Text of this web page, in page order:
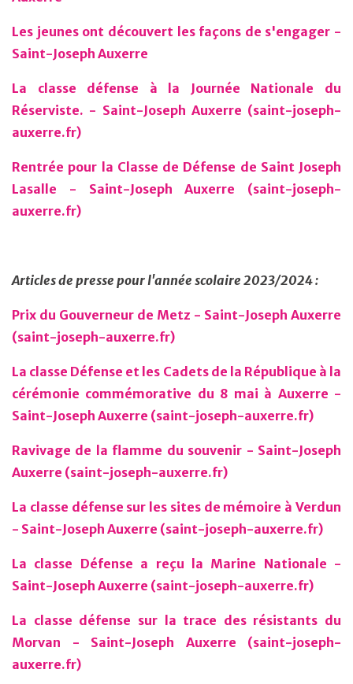
Les jeunes ont découvert les façons de s'engager -
Saint-Joseph Auxerre
La classe défense à la Journée Nationale du
Réserviste. - Saint-Joseph Auxerre (saint-joseph-
auxerre.fr)
Rentrée pour la Classe de Défense de Saint Joseph
Lasalle - Saint-Joseph Auxerre (saint-joseph-
auxerre.fr)
Articles de presse pour l'année scolaire 2023/2024 :
Prix du Gouverneur de Metz - Saint-Joseph Auxerre
(saint-joseph-auxerre.fr)
La classe Défense et les Cadets de la République à la
cérémonie commémorative du 8 mai à Auxerre -
Saint-Joseph Auxerre (saint-joseph-auxerre.fr)
Ravivage de la flamme du souvenir - Saint-Joseph
Auxerre (saint-joseph-auxerre.fr)
La classe défense sur les sites de mémoire à Verdun
- Saint-Joseph Auxerre (saint-joseph-auxerre.fr)
La classe Défense a reçu la Marine Nationale -
Saint-Joseph Auxerre (saint-joseph-auxerre.fr)
La classe défense sur la trace des résistants du
Morvan - Saint-Joseph Auxerre (saint-joseph-
auxerre.fr)